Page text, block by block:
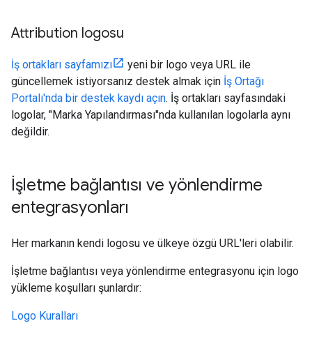
Attribution logosu
İş ortakları sayfamızı
yeni bir logo veya URL ile
güncellemek istiyorsanız destek almak için İş Ortağı
Portalı'nda bir destek kaydı açın. İş ortakları sayfasındaki
logolar, "Marka Yapılandırması"nda kullanılan logolarla aynı
değildir.
İşletme bağlantısı ve yönlendirme
entegrasyonları
Her markanın kendi logosu ve ülkeye özgü URL'leri olabilir.
İşletme bağlantısı veya yönlendirme entegrasyonu için logo
yükleme koşulları şunlardır:
Logo Kuralları